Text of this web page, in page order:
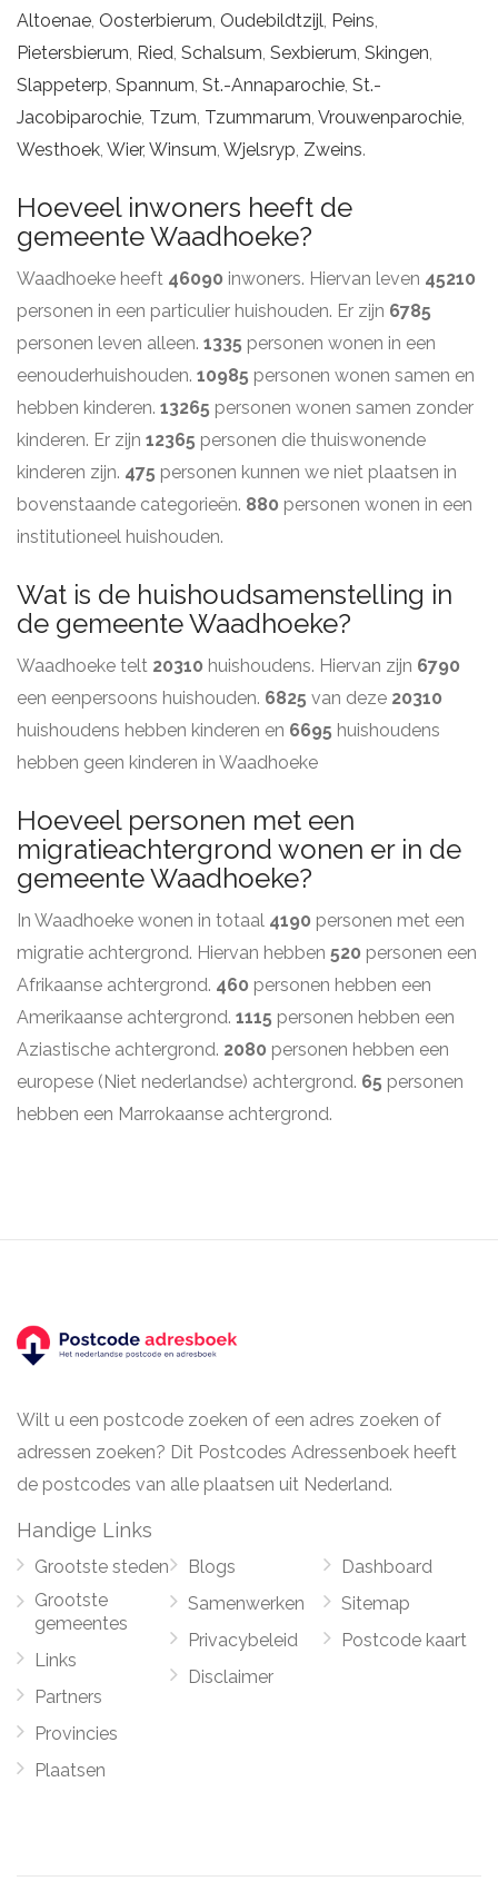
Altoenae, Oosterbierum, Oudebildtzijl, Peins,
Pietersbierum, Ried, Schalsum, Sexbierum, Skingen,
Slappeterp, Spannum, St.-Annaparochie, St.-
Jacobiparochie, Tzum, Tzummarum, Vrouwenparochie,
Westhoek, Wier, Winsum, Wjelsryp, Zweins.
Hoeveel inwoners heeft de
gemeente Waadhoeke?
Waadhoeke heeft 46090 inwoners. Hiervan leven 45210
personen in een particulier huishouden. Er zijn 6785
personen leven alleen. 1335 personen wonen in een
eenouderhuishouden. 10985 personen wonen samen en
hebben kinderen. 13265 personen wonen samen zonder
kinderen. Er zijn 12365 personen die thuiswonende
kinderen zijn. 475 personen kunnen we niet plaatsen in
bovenstaande categorieën. 880 personen wonen in een
institutioneel huishouden.
Wat is de huishoudsamenstelling in
de gemeente Waadhoeke?
Waadhoeke telt 20310 huishoudens. Hiervan zijn 6790
een eenpersoons huishouden. 6825 van deze 20310
huishoudens hebben kinderen en 6695 huishoudens
hebben geen kinderen in Waadhoeke
Hoeveel personen met een
migratieachtergrond wonen er in de
gemeente Waadhoeke?
In Waadhoeke wonen in totaal 4190 personen met een
migratie achtergrond. Hiervan hebben 520 personen een
Afrikaanse achtergrond. 460 personen hebben een
Amerikaanse achtergrond. 1115 personen hebben een
Aziastische achtergrond. 2080 personen hebben een
europese (Niet nederlandse) achtergrond. 65 personen
hebben een Marrokaanse achtergrond.
Wilt u een postcode zoeken of een adres zoeken of
adressen zoeken? Dit Postcodes Adressenboek heeft
de postcodes van alle plaatsen uit Nederland.
Handige Links
Grootste steden
Grootste
gemeentes
Links
Partners
Provincies
Plaatsen
Blogs
Samenwerken
Privacybeleid
Disclaimer
Dashboard
Sitemap
Postcode kaart